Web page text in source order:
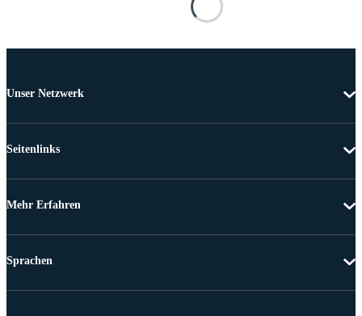
Unser Netzwerk
Seitenlinks
Mehr Erfahren
Sprachen